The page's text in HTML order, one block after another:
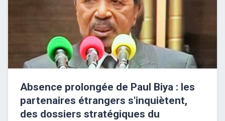
Absence prolongée de Paul Biya : les
partenaires étrangers s'inquiètent,
des dossiers stratégiques du